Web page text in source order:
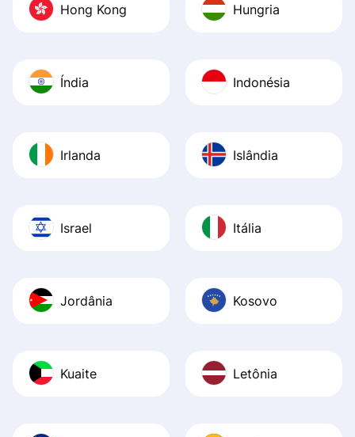
Hong Kong Hungria
Índia Indonésia
Irlanda Islândia
Israel Itália
Jordânia Kosovo
Kuaite Letônia